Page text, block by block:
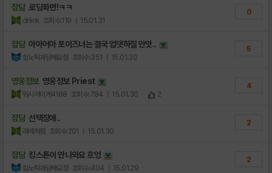
잡담 로딩화면!ㅋㅋ
driink 조회수:119 | 15.01.31
0
잡담 아아어아 포이즈너는 결국 업댓하질 안앗..
힙노틱과담배요정 조회수:351 | 15.01.30
5
영웅정보 영웅정보 Priest
뭐시여이게4188 조회수:784 | 15.01.30 2
4
잡담 선택장애..
라떼처럼 조회수:201 | 15.01.30
2
잡담 킹스톤이 안나와요 흐엉
힙노틱과담배요정 조회수:404 | 15.01.29
2